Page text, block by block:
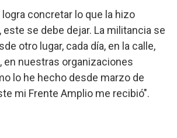
logra concretar lo que la hizo
este se debe dejar. La militancia se
otro lugar, cada día, en la calle,
en nuestras organizaciones
lo he hecho desde marzo de
mi Frente Amplio me recibió".